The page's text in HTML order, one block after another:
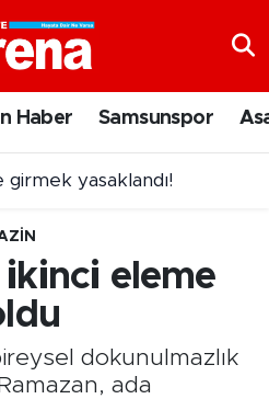
Haber Samsunspor
girmek yasaklandı!
eleme
dokunulmazlık
ada
ve Fikstür